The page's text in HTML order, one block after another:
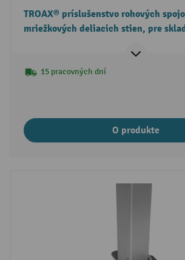
TROAX® príslušenstvo rohových
mriežkových deliacich stien, pre
15 pracovných dní
O produkte